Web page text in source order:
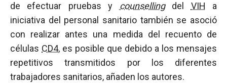
de efectuar pruebas y counsellingdel VIH a
iniciativa del personal sanitario también se asoció
con realizar antes una medida del recuento de
células CD4, es posible que debido a los mensajes
repetitivos transmitidos por los diferentes
trabajadores sanitarios, añaden los autores.